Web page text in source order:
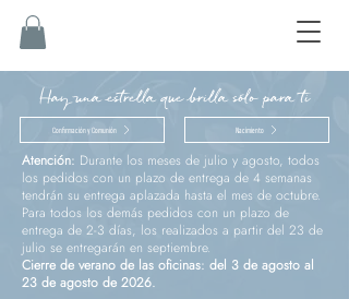
Hay una estrella que brilla sólo para ti
Confirmación y Comunión Nacimiento
Atención: Durante los meses de julio y agosto, todos
los pedidos con un plazo de entrega de 4 semanas
tendrán su entrega aplazada hasta el mes de octubre.
Para todos los demás pedidos con un plazo de
entrega de 2-3 días, los realizados a partir del 23 de
julio se entregarán en septiembre.
Cierre de verano de las oficinas: del 3 de agosto al
23 de agosto de 2026.